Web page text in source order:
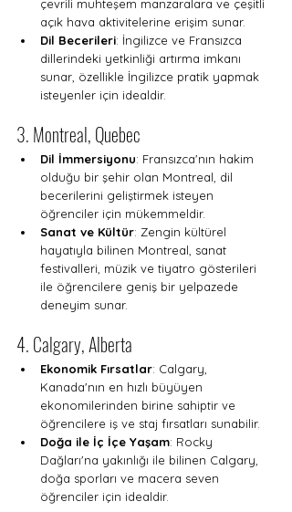
çevrili muhteşem manzaralara ve çeşitli
açık hava aktivitelerine erişim sunar.
Dil Becerileri: İngilizce ve Fransızca
dillerindeki yetkinliği artırma imkanı
sunar, özellikle İngilizce pratik yapmak
isteyenler için idealdir.
3. Montreal, Quebec
Dil İmmersiyonu: Fransızca'nın hakim
olduğu bir şehir olan Montreal, dil
becerilerini geliştirmek isteyen
öğrenciler için mükemmeldir.
Sanat ve Kültür: Zengin kültürel
hayatıyla bilinen Montreal, sanat
festivalleri, müzik ve tiyatro gösterileri
ile öğrencilere geniş bir yelpazede
deneyim sunar.
4. Calgary, Alberta
Ekonomik Fırsatlar: Calgary,
Kanada'nın en hızlı büyüyen
ekonomilerinden birine sahiptir ve
öğrencilere iş ve staj fırsatları sunabilir.
Doğa ile İç İçe Yaşam: Rocky
Dağları'na yakınlığı ile bilinen Calgary,
doğa sporları ve macera seven
öğrenciler için idealdir.